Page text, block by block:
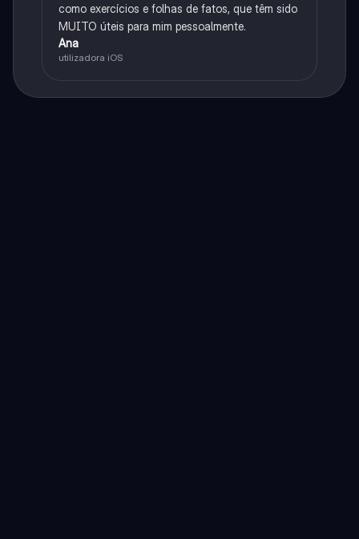
como exercícios e folhas de fatos, que têm sido
MUITO úteis para mim pessoalmente.
Ana
utilizadora iOS